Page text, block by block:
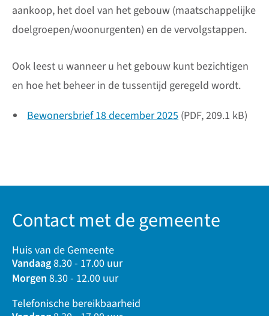
aankoop, het doel van het gebouw (maatschappelijke
doelgroepen/woonurgenten) en de vervolgstappen.
Ook leest u wanneer u het gebouw kunt bezichtigen
en hoe het beheer in de tussentijd geregeld wordt.
Bewonersbrief 18 december 2025 (PDF, 209.1 kB)
Contact met de gemeente
Huis van de Gemeente
Vandaag8.30 - 17.00 uur
Morgen 8.30 - 12.00 uur
Telefonische bereikbaarheid